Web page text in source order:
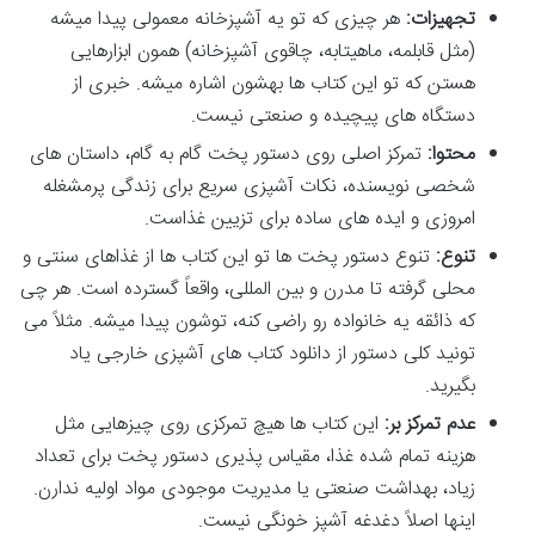
تجهیزات: هر چیزی که تو یه آشپزخانه معمولی پیدا میشه
(مثل قابلمه، ماهیتابه، چاقوی آشپزخانه) همون ابزارهایی
هستن که تو این کتاب ها بهشون اشاره میشه. خبری از
دستگاه های پیچیده و صنعتی نیست.
محتوا: تمرکز اصلی روی دستور پخت گام به گام، داستان های
شخصی نویسنده، نکات آشپزی سریع برای زندگی پرمشغله
امروزی و ایده های ساده برای تزیین غذاست.
تنوع: تنوع دستور پخت ها تو این کتاب ها از غذاهای سنتی و
محلی گرفته تا مدرن و بین المللی، واقعاً گسترده است. هر چی
که ذائقه یه خانواده رو راضی کنه، توشون پیدا میشه. مثلاً می
تونید کلی دستور از دانلود کتاب های آشپزی خارجی یاد
بگیرید.
عدم تمرکز بر: این کتاب ها هیچ تمرکزی روی چیزهایی مثل
هزینه تمام شده غذا، مقیاس پذیری دستور پخت برای تعداد
زیاد، بهداشت صنعتی یا مدیریت موجودی مواد اولیه ندارن.
اینها اصلاً دغدغه آشپز خونگی نیست.